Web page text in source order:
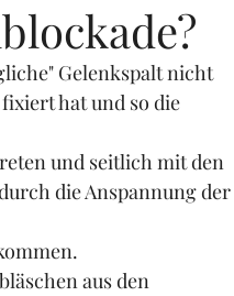
Gelenkspalt nicht
hat und so die
und seitlich mit den
die Anspannung der
aus den